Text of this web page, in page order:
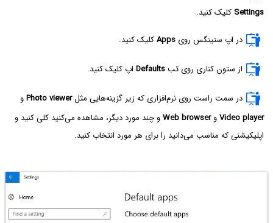
Settings کلیک کنید.
در اپ ستینگس روی Appsکلیک کنید.
از ستون کناری روی تبDefaults اپ کلیک کنید.
در سمت راست روی نرم‌افزاری که زیر گزینه‌هایی مثلPhoto viewerو
Video playerوWeb browser‌و چند مورد دیگر، مشاهده می‌کنید کلی کنید و
اپلیکیشنی که مناسب می‌دانید را برای هر مورد انتخاب کنید.